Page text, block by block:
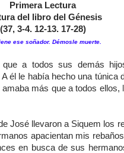
Primera Lectura
del libro del Génesis
(37, 3-4. 12-13. 17-28)
ese soñador. Démosle muerte.
a todos sus demás
él le había hecho una túnica
más que a todos ellos,
José llevaron a Siquem los
apacientan mis
en busca de sus